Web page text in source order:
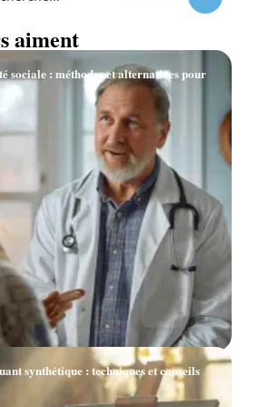
aiment
sociale : méthodes et alternatives pour
synthétique : techniques et conseils